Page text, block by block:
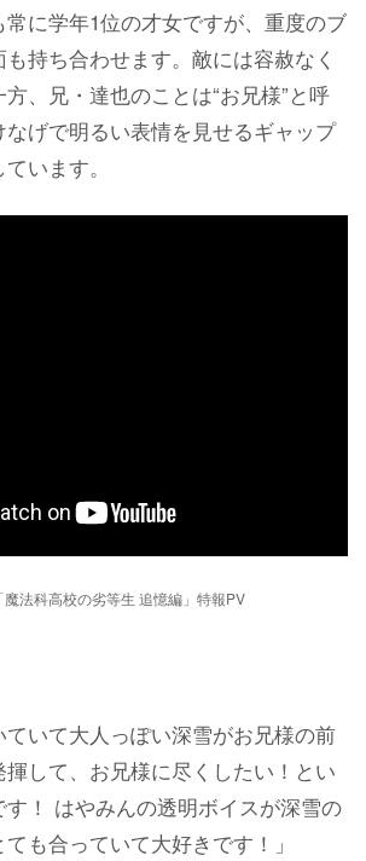
に学年1位の才女ですが、重度のブ
持ち合わせます。敵には容赦なく
、兄・達也のことは“お兄様”と呼
げで明るい表情を見せるギャップ
います。
魔法科高校の劣等生 追憶編」特報PV
ていて大人っぽい深雪がお兄様の前
して、お兄様に尽くしたい！とい
す！ はやみんの透明ボイスが深雪の
も合っていて大好きです！」